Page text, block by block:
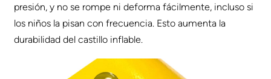
presión, y no se rompe ni deforma fácilmente, incluso si
los niños la pisan con frecuencia. Esto aumenta la
durabilidad del castillo inflable.